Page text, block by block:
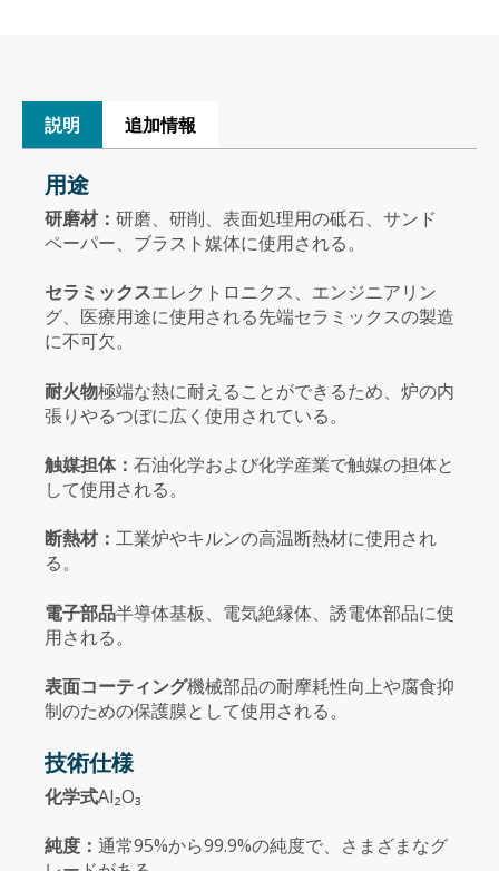
説明 追加情報
用途
研磨材： 研磨、研削、表面処理用の砥石、サンド
ペーパー、ブラスト媒体に使用される。
セラミックスエレクトロニクス、エンジニアリン
グ、医療用途に使用される先端セラミックスの製造
に不可欠。
耐火物極端な熱に耐えることができるため、炉の内
張りやるつぼに広く使用されている。
触媒担体： 石油化学および化学産業で触媒の担体と
して使用される。
断熱材： 工業炉やキルンの高温断熱材に使用され
る。
電子部品半導体基板、電気絶縁体、誘電体部品に使
用される。
表面コーティング機械部品の耐摩耗性向上や腐食抑
制のための保護膜として使用される。
技術仕様
化学式Al₂O₃
純度： 通常95%から99.9%の純度で、さまざまなグ